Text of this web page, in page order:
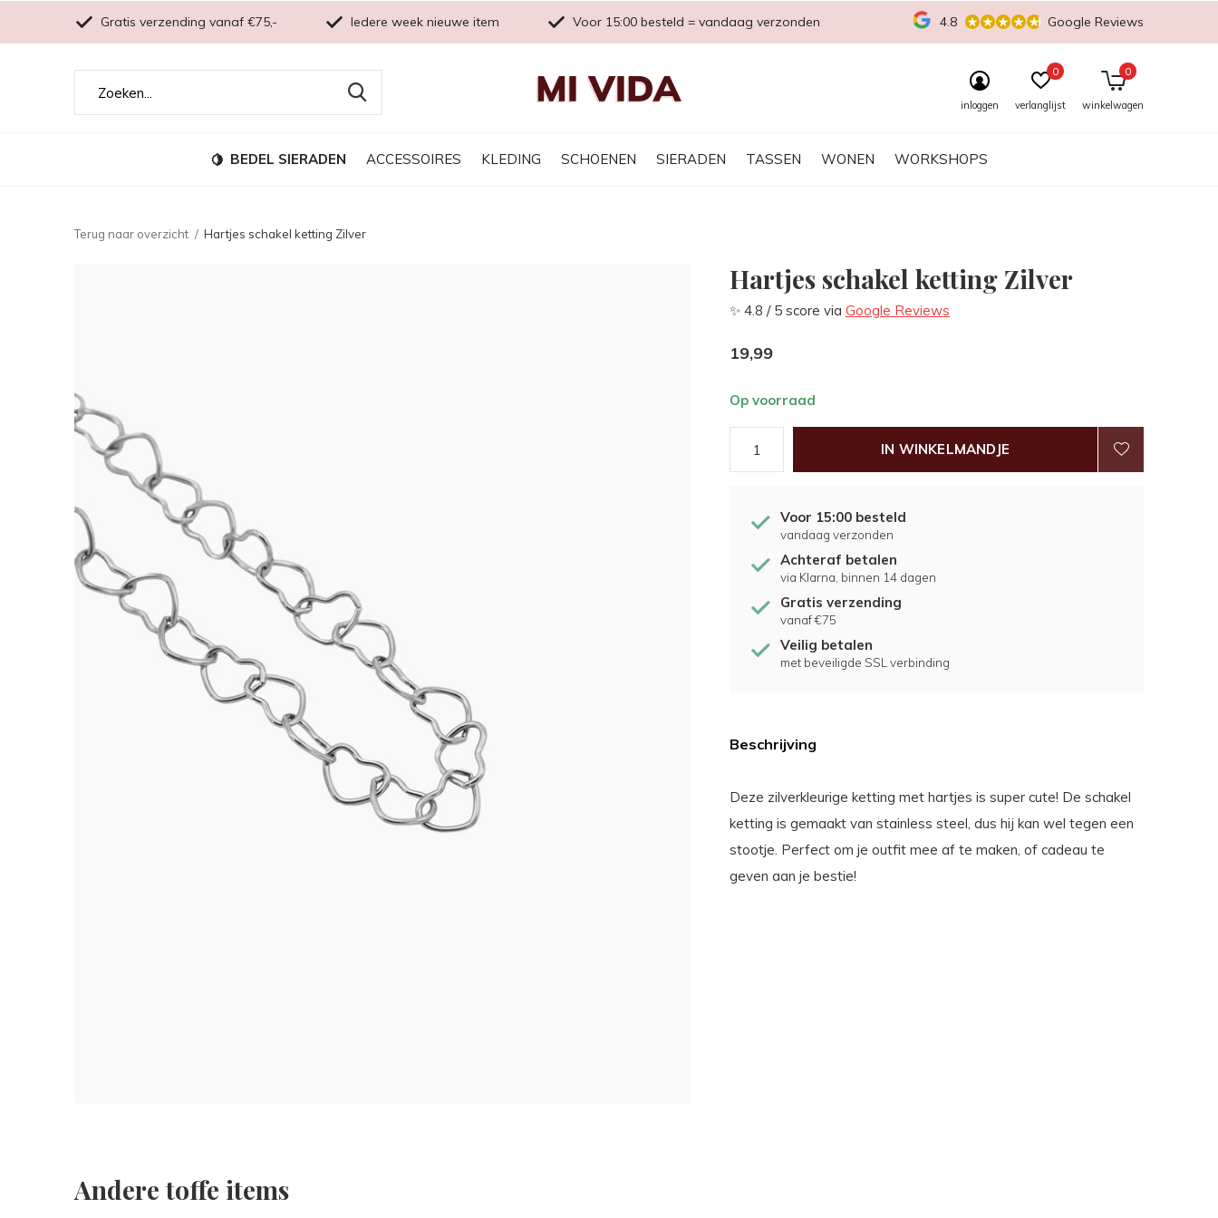
BEDEL SIERADEN ACCESSOIRES KLEDING SCHOENEN SIERADEN TASSEN WONEN WORKSHOPS
inloggen verlanglijst
0
winkelwagen
0
Gratis verzending vanaf €75,- Iedere week nieuwe item Voor 15:00 besteld = vandaag verzonden 4.8 Google Reviews
Terug naar overzicht Hartjes schakel ketting Zilver
Hartjes schakel ketting Zilver
✨ 4.8 / 5 score via Google Reviews
19,99
Op voorraad
IN WINKELMANDJE
Voor 15:00 besteld
vandaag verzonden
Achteraf betalen
via Klarna, binnen 14 dagen
Gratis verzending
vanaf €75
Veilig betalen
met beveiligde SSL verbinding
Beschrijving
Deze zilverkleurige ketting met hartjes is super cute! De schakel
ketting is gemaakt van stainless steel, dus hij kan wel tegen een
stootje. Perfect om je outfit mee af te maken, of cadeau te
geven aan je bestie!
Andere toffe items